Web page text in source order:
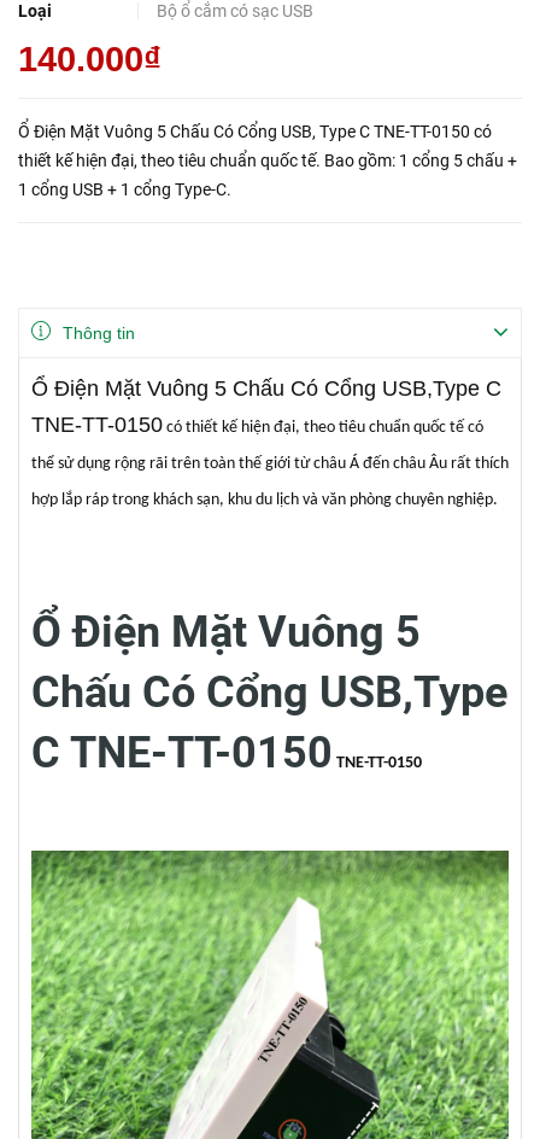
Loại
Bộ ổ cắm có sạc USB
140.000₫
Ổ Điện Mặt Vuông 5 Chấu Có Cổng USB, Type C TNE-TT-0150 có
thiết kế hiện đại, theo tiêu chuẩn quốc tế. Bao gồm: 1 cổng 5 chấu +
1 cổng USB + 1 cổng Type-C.
Thông tin
Ổ Điện Mặt Vuông 5 Chấu Có Cổng USB,Type C
TNE-TT-0150 có thiết kế hiện đại, theo tiêu chuẩn quốc tế có
thể sử dụng rộng rãi trên toàn thế giới từ châu Á đến châu Âu rất thích
hợp lắp ráp trong khách sạn, khu du lịch và văn phòng chuyên nghiệp.
Ổ Điện Mặt Vuông 5
Chấu Có Cổng USB,Type
C TNE-TT-0150 TNE-TT-0150